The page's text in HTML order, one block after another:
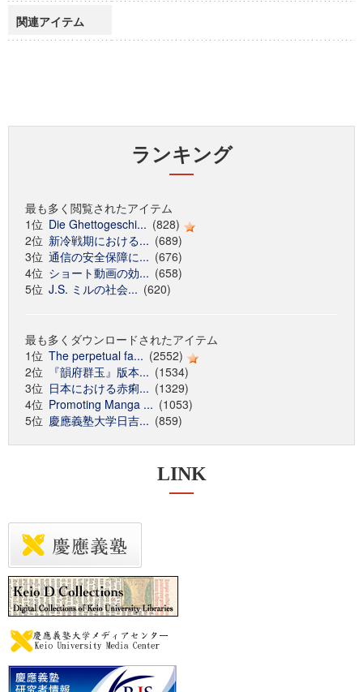
関連アイテム
ランキング
最も多く閲覧されたアイテム
1位 Die Ghettogeschi... (828)
2位 新冷戦期における... (689)
3位 通信の安全保障に... (676)
4位 ショート動画の効... (658)
5位 J.S. ミルの社会... (620)
最も多くダウンロードされたアイテム
1位 The perpetual fa... (2552)
2位
『韻府群玉』版本... (1534)
3位 日本における赤痢... (1329)
4位 Promoting Manga ... (1053)
5位 慶應義塾大学日吉... (859)
LINK